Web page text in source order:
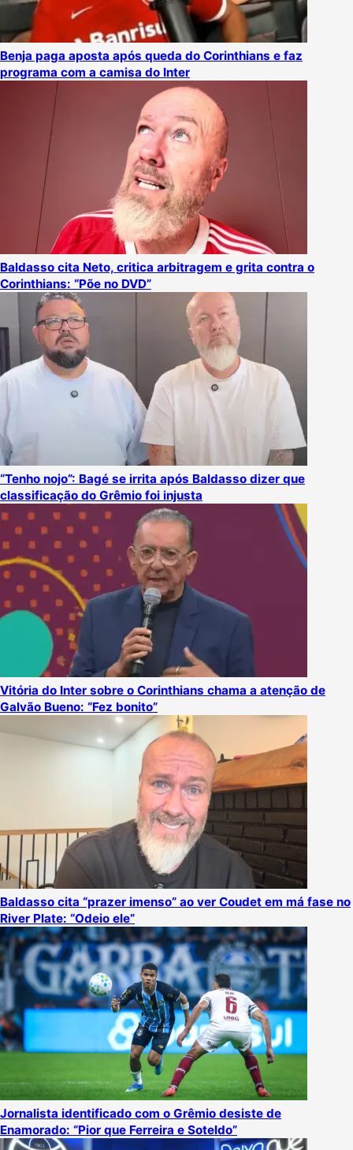
Benja paga aposta após queda do Corinthians e faz
programa com a camisa do Inter
Baldasso cita Neto, critica arbitragem e grita contra o
Corinthians: “Põe no DVD”
“Tenho nojo”: Bagé se irrita após Baldasso dizer que
classificação do Grêmio foi injusta
Vitória do Inter sobre o Corinthians chama a atenção de
Galvão Bueno: “Fez bonito”
Baldasso cita “prazer imenso” ao ver Coudet em má fase no
River Plate: “Odeio ele”
Jornalista identificado com o Grêmio desiste de
Enamorado: “Pior que Ferreira e Soteldo”